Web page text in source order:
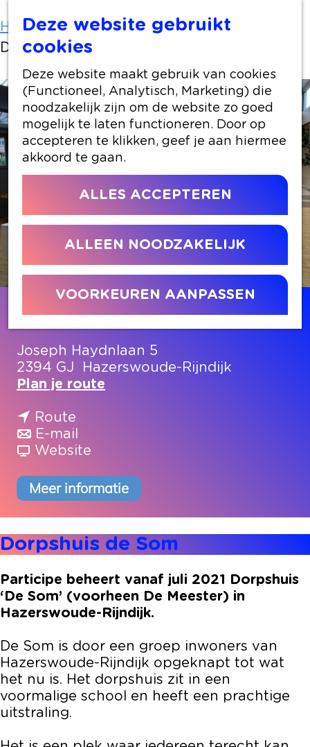
Deze website gebruikt
cookies
Deze website maakt gebruik van cookies
(Functioneel, Analytisch, Marketing) die
noodzakelijk zijn om de website zo goed
mogelijk te laten functioneren. Door op
accepteren te klikken, geef je aan hiermee
akkoord te gaan.
ALLES ACCEPTEREN
ALLEEN NOODZAKELIJK
VOORKEUREN AANPASSEN
Home
Locaties winkelen
Dorpshuis de Som
Contact
Joseph Haydnlaan 5
2394 GJ
Hazerswoude-Rijndijk
Plan je route
r
p
s
h
u
s
d
e
o
m
Route
a
D
o
r
p
s
u
i
s
e
S
o
m
E-mail
a
r
D
o
r
p
h
u
i
d
e
S
o
Website
n
D
o
r
p
h
u
i
d
e
S
o
Meer informatie
Dorpshuis de Som
Participe beheert vanaf juli 2021 Dorpshuis
‘De Som’ (voorheen De Meester) in
Hazerswoude-Rijndijk.
De Som is door een groep inwoners van
Hazerswoude-Rijndijk opgeknapt tot wat
het nu is. Het dorpshuis zit in een
voormalige school en heeft een prachtige
uitstraling.